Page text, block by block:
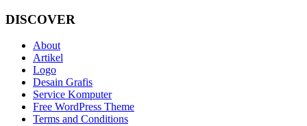
DISCOVER
About
Artikel
Logo
Desain Grafis
Service Komputer
Free WordPress Theme
Terms and Conditions